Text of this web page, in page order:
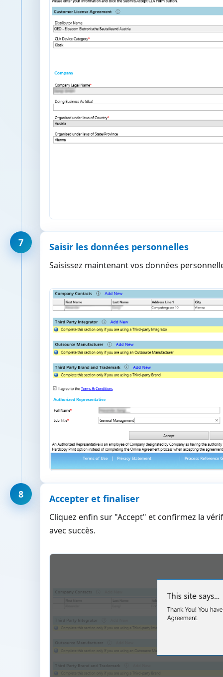
7 Saisir les données personnelles
Saisissez maintenant vos données
8 Accepter et finaliser
Cliquez enfin sur "Accept" et confirmez la
avec succès.